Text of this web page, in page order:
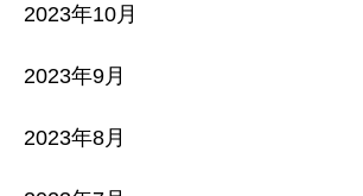
2023年10月
2023年9月
2023年8月